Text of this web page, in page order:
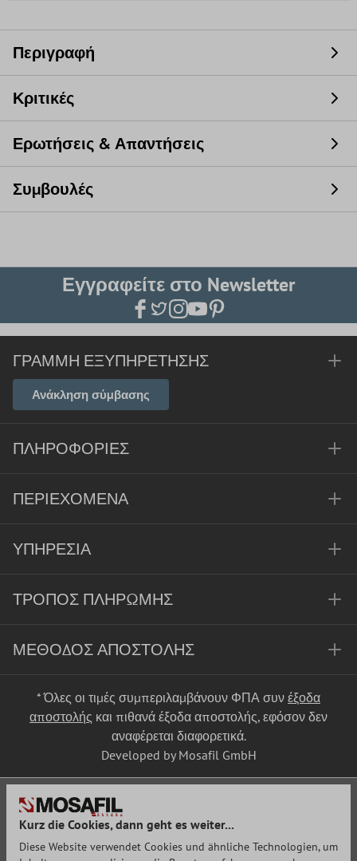
Περιγραφή
Κριτικές
Ερωτήσεις & Απαντήσεις
Συμβουλές
Εγγραφείτε στο Newsletter
ΓΡΑΜΜΉ ΕΞΥΠΗΡΈΤΗΣΗΣ
Ανάκληση σύμβασης
ΠΛΗΡΟΦΟΡΊΕΣ
ΠΕΡΙΕΧΌΜΕΝΑ
ΥΠΗΡΕΣΊΑ
ΤΡΌΠΟΣ ΠΛΗΡΩΜΉΣ
ΜΈΘΟΔΟΣ ΑΠΟΣΤΟΛΉΣ
* Όλες οι τιμές συμπεριλαμβάνουν ΦΠΑ συν έξοδα
αποστολής και πιθανά έξοδα αποστολής, εφόσον δεν
αναφέρεται διαφορετικά.
Developed by Mosafil GmbH
Kurz die Cookies, dann geht es weiter...
Diese Website verwendet Cookies und ähnliche Technologien, um